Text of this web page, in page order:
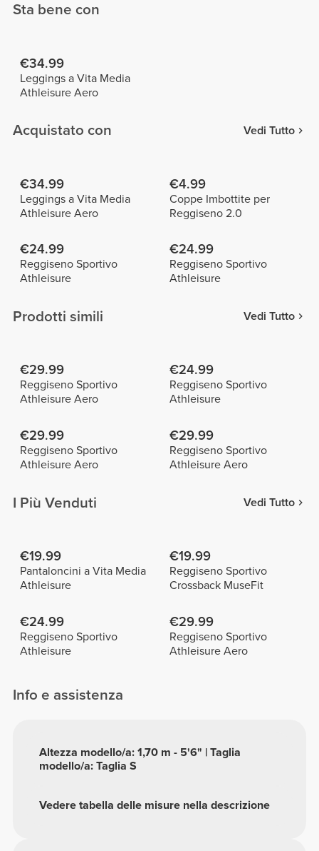
Sta bene con
€34.99
Leggings a Vita Media
Athleisure Aero
Acquistato con Vedi Tutto
€34.99
Leggings a Vita Media
Athleisure Aero
€4.99
Coppe Imbottite per
Reggiseno 2.0
€24.99
Reggiseno Sportivo
Athleisure
€24.99
Reggiseno Sportivo
Athleisure
Prodotti simili Vedi Tutto
€29.99
Reggiseno Sportivo
Athleisure Aero
€24.99
Reggiseno Sportivo
Athleisure
€29.99
Reggiseno Sportivo
Athleisure Aero
€29.99
Reggiseno Sportivo
Athleisure Aero
I Più Venduti Vedi Tutto
€19.99
Pantaloncini a Vita Media
Athleisure
€19.99
Reggiseno Sportivo
Crossback MuseFit
€24.99
Reggiseno Sportivo
Athleisure
€29.99
Reggiseno Sportivo
Athleisure Aero
Info e assistenza
Vedere tabella delle misure nella descrizione
Altezza modello/a: 1,70 m - 5'6" | Taglia
modello/a: Taglia S